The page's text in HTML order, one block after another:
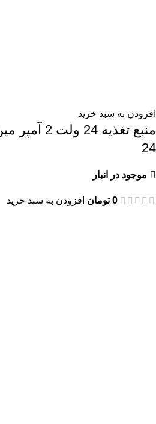
افزودن به سبد خرید
24
موجود در انبار
0 تومان افزودن به سبد خرید